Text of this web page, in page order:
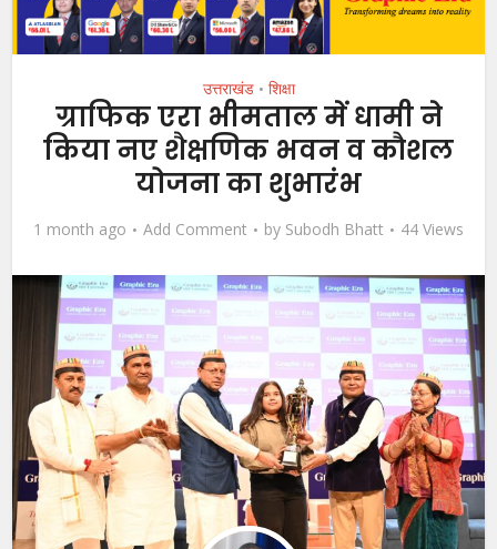
उत्तराखंड • शिक्षा
ग्राफिक एरा भीमताल में धामी ने
किया नए शैक्षणिक भवन व कौशल
योजना का शुभारंभ
1 month ago Add Comment by Subodh Bhatt 44 Views